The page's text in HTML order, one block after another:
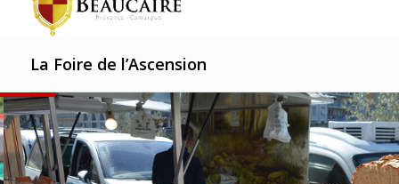
La Foire de l’Ascension